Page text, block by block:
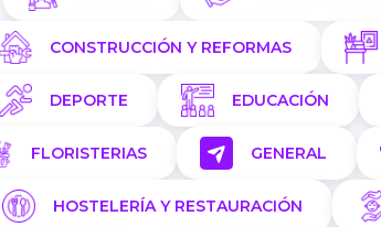
CONSTRUCCIÓN Y REFORMAS
DEPORTE EDUCACIÓN
FLORISTERIAS GENERAL
HOSTELERÍA Y RESTAURACIÓN